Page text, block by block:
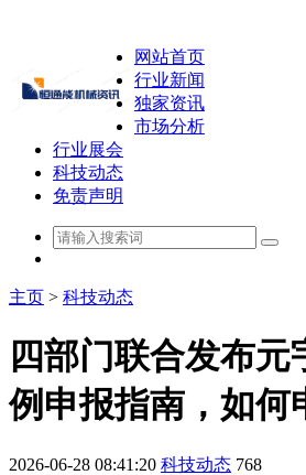
网站首页
行业新闻
独家资讯
市场分析
行业展会
科技动态
免责声明
主页 > 科技动态
四部门联合发布元
例申报指南，如何
2026-06-28 08:41:20 科技动态 768